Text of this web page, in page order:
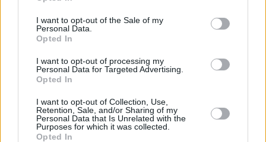
cualquier momento entrando de nuevo en este sitio web o
visitando nuestra política de privacidad.
I want to opt-out of the Sale of my
Personal Data.
Opted In
I want to opt-out of processing my
Personal Data for Targeted Advertising.
Opted In
I want to opt-out of Collection, Use,
Retention, Sale, and/or Sharing of my
Personal Data that Is Unrelated with the
Purposes for which it was collected.
Opted In